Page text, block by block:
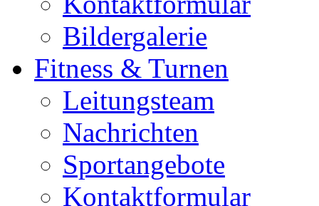
Bildergalerie
Fitness & Turnen
Leitungsteam
Nachrichten
Sportangebote
Kontaktformular